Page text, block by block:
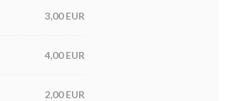
3,00 EUR
4,00 EUR
2,00 EUR